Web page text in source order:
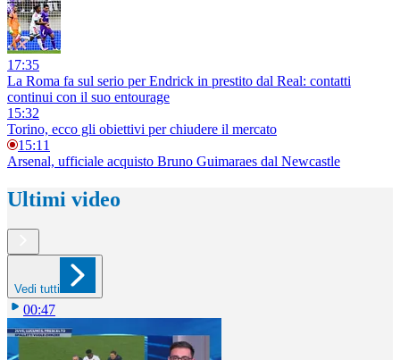
17:35
La Roma fa sul serio per Endrick in prestito dal Real: contatti
continui con il suo entourage
15:32
Torino, ecco gli obiettivi per chiudere il mercato
15:11
Arsenal, ufficiale acquisto Bruno Guimaraes dal Newcastle
Ultimi video
Vedi tutti
00:47